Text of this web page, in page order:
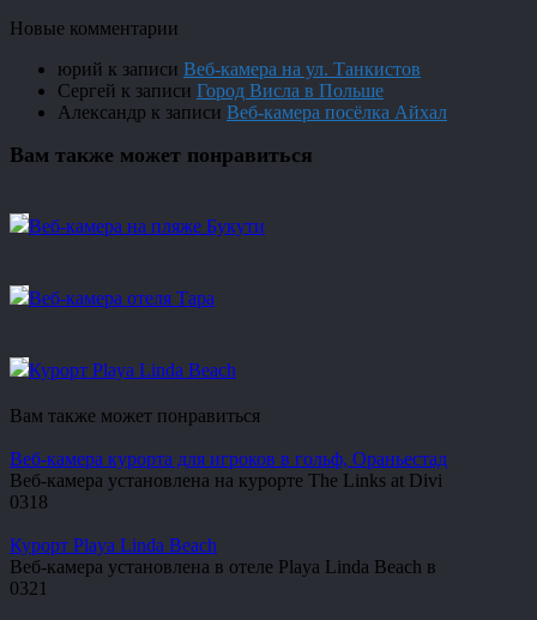
Новые комментарии
юрий к записи Веб-камера на ул. Танкистов
Сергей к записи Город Висла в Польше
Александр к записи Веб-камера посёлка Айхал
Вам также может понравиться
Веб-камера на пляже Букути
Веб-камера отеля Тара
Курорт Playa Linda Beach
Вам также может понравиться
Веб-камера курорта для игроков в гольф, Ораньестад
Веб-камера установлена на курорте The Links at Divi
0318
Курорт Playa Linda Beach
Веб-камера установлена в отеле Playa Linda Beach в
0321